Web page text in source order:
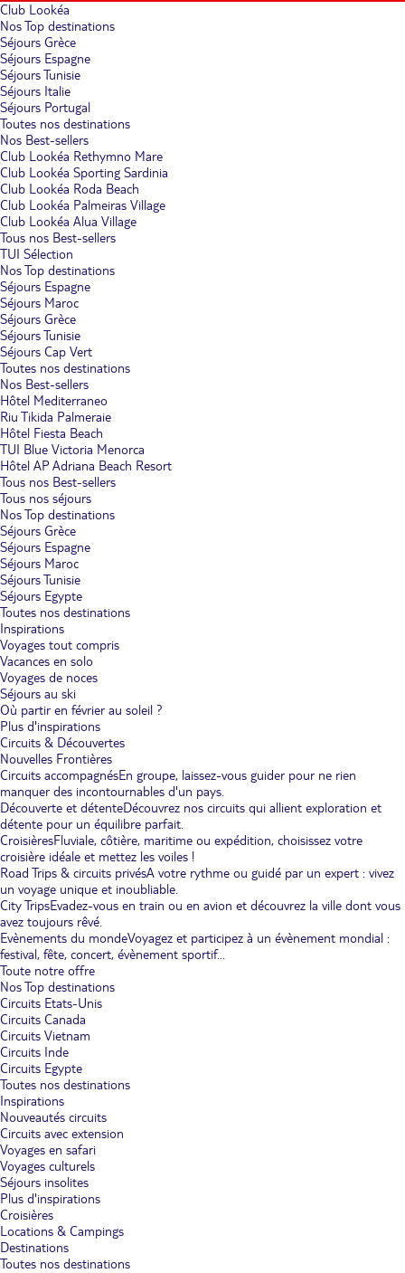
Club Lookéa
Nos Top destinations
Séjours Grèce
Séjours Espagne
Séjours Tunisie
Séjours Italie
Séjours Portugal
Toutes nos destinations
Nos Best-sellers
Club Lookéa Rethymno Mare
Club Lookéa Sporting Sardinia
Club Lookéa Roda Beach
Club Lookéa Palmeiras Village
Club Lookéa Alua Village
Tous nos Best-sellers
TUI Sélection
Nos Top destinations
Séjours Espagne
Séjours Maroc
Séjours Grèce
Séjours Tunisie
Séjours Cap Vert
Toutes nos destinations
Nos Best-sellers
Hôtel Mediterraneo
Riu Tikida Palmeraie
Hôtel Fiesta Beach
TUI Blue Victoria Menorca
Hôtel AP Adriana Beach Resort
Tous nos Best-sellers
Tous nos séjours
Nos Top destinations
Séjours Grèce
Séjours Espagne
Séjours Maroc
Séjours Tunisie
Séjours Egypte
Toutes nos destinations
Inspirations
Voyages tout compris
Vacances en solo
Voyages de noces
Séjours au ski
Où partir en février au soleil ?
Plus d'inspirations
Circuits & Découvertes
Nouvelles Frontières
Circuits accompagnésEn groupe, laissez-vous guider pour ne rien
manquer des incontournables d'un pays.
Découverte et détenteDécouvrez nos circuits qui allient exploration et
détente pour un équilibre parfait.
CroisièresFluviale, côtière, maritime ou expédition, choisissez votre
croisière idéale et mettez les voiles !
Road Trips & circuits privésA votre rythme ou guidé par un expert : vivez
un voyage unique et inoubliable.
City TripsEvadez-vous en train ou en avion et découvrez la ville dont vous
avez toujours rêvé.
Evènements du mondeVoyagez et participez à un évènement mondial :
festival, fête, concert, évènement sportif...
Toute notre offre
Nos Top destinations
Circuits Etats-Unis
Circuits Canada
Circuits Vietnam
Circuits Inde
Circuits Egypte
Toutes nos destinations
Inspirations
Nouveautés circuits
Circuits avec extension
Voyages en safari
Voyages culturels
Séjours insolites
Plus d'inspirations
Croisières
Locations & Campings
Destinations
Toutes nos destinations